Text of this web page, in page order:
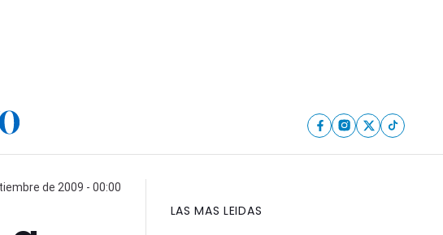
de 2009 - 00:00
LAS MAS LEIDAS